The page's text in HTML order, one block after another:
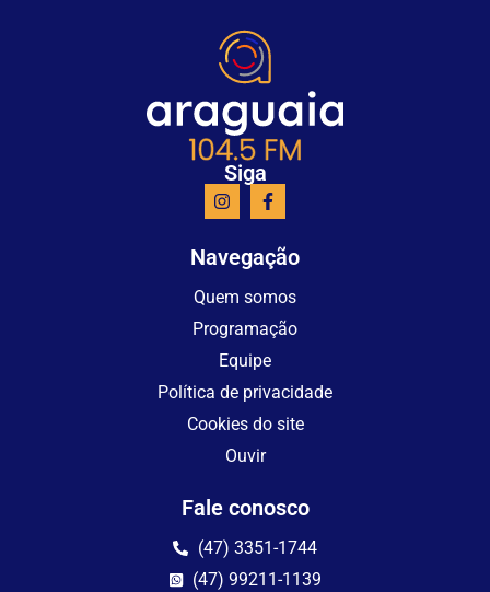
Siga
Navegação
Quem somos
Programação
Equipe
Política de privacidade
Cookies do site
Ouvir
Fale conosco
(47) 3351-1744
(47) 99211-1139